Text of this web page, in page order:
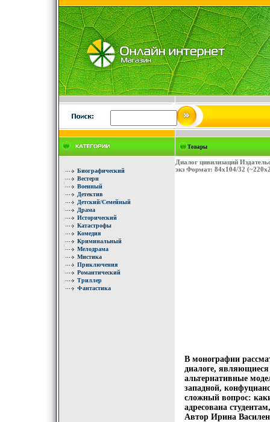
Биографический
Вестерн
Военный
Детектив
Детский/Семейный
Драма
Исторический
Катастрофы
Комедия
Криминальный
Мелодрама
Мистика
Приключения
Романтический
Триллер
Фантастика
Товары
Диалог цивилизаций
экз Формат: 84x104/32
В монографии
диалоге,
альтернативные
западной,
сложный вопрос:
адресована
Автор Ирина